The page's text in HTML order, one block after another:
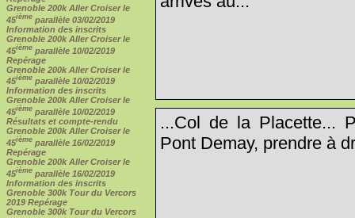
Grenoble 200k Aller Croiser le
45ième parallèle 03/02/2019
Information des inscrits
Grenoble 200k Aller Croiser le
45ième parallèle 10/02/2019
Repérage
Grenoble 200k Aller Croiser le
45ième parallèle 10/02/2019
Information des inscrits
Grenoble 200k Aller Croiser le
45ième parallèle 10/02/2019
Résultats et compte-rendu
Grenoble 200k Aller Croiser le
45ième parallèle 16/02/2019
Repérage
Grenoble 200k Aller Croiser le
45ième parallèle 16/02/2019
Information des inscrits
Grenoble 300k Tour du Vercors
2019 Repérage
Grenoble 300k Tour du Vercors
...Col de la Placette...
Pont Demay, prendre à